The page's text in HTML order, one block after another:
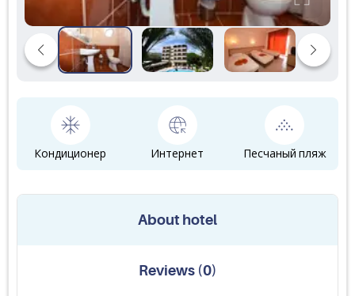
Кондиционер Интернет Песчаный пляж
About hotel
Reviews(0)